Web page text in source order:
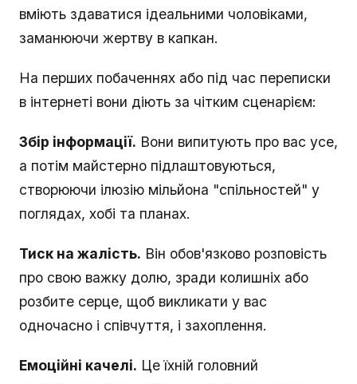
вміють здаватися ідеальними чоловіками,
заманюючи жертву в капкан.
На перших побаченнях або під час переписки
в інтернеті вони діють за чітким сценарієм:
Збір інформації. Вони випитують про вас усе,
а потім майстерно підлаштовуються,
створюючи ілюзію мільйона "спільностей" у
поглядах, хобі та планах.
Тиск на жалість. Він обов'язково розповість
про свою важку долю, зради колишніх або
розбите серце, щоб викликати у вас
одночасно і співчуття, і захоплення.
Емоційні качелі. Це їхній головний